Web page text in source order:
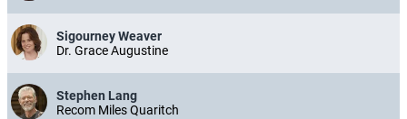
Sigourney Weaver
Dr. Grace Augustine
Stephen Lang
Recom Miles Quaritch